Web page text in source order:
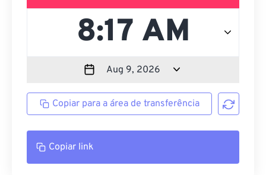
Copiar para a área de transferência
Copiar link